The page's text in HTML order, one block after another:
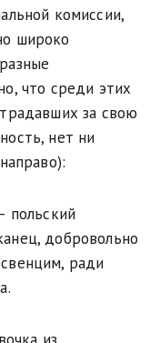
комиссии,
широко
что среди этих
за свою
нет ни
польский
добровольно
ради